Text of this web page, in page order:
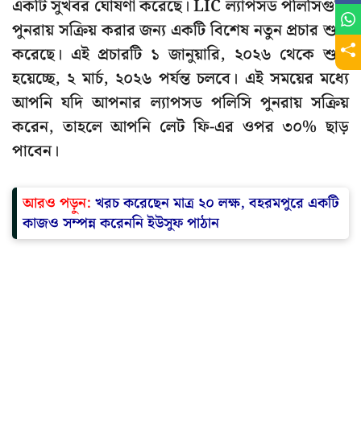
একটি সুখবর ঘোষণা করেছে। LIC ল্যাপসড পলিসিগুলি
পুনরায় সক্রিয় করার জন্য একটি বিশেষ নতুন প্রচার শুরু
করেছে। এই প্রচারটি ১ জানুয়ারি, ২০২৬ থেকে শুরু
হয়েচ্ছে, ২ মার্চ, ২০২৬ পর্যন্ত চলবে। এই সময়ের মধ্যে
আপনি যদি আপনার ল্যাপসড পলিসি পুনরায় সক্রিয়
করেন, তাহলে আপনি লেট ফি-এর ওপর ৩০% ছাড়
পাবেন।
আরও পড়ুন: খরচ করেছেন মাত্র ২০ লক্ষ, বহরমপুরে একটি
কাজও সম্পন্ন করেননি ইউসুফ পাঠান